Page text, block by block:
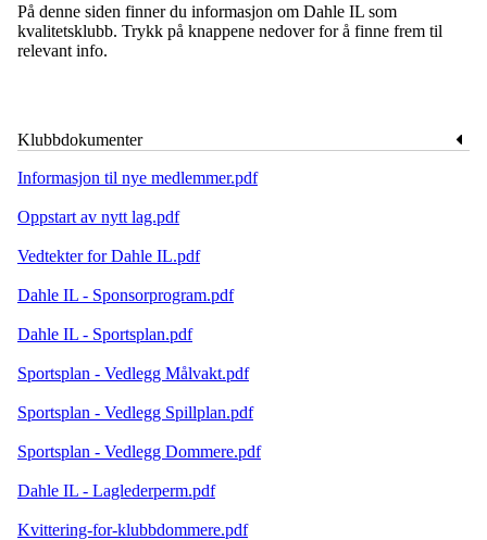
På denne siden finner du informasjon om Dahle IL som
kvalitetsklubb. Trykk på knappene nedover for å finne frem til
relevant info.
Klubbdokumenter
Informasjon til nye medlemmer.pdf
Oppstart av nytt lag.pdf
Vedtekter for Dahle IL.pdf
Dahle IL - Sponsorprogram.pdf
Dahle IL - Sportsplan.pdf
Sportsplan - Vedlegg Målvakt.pdf
Sportsplan - Vedlegg Spillplan.pdf
Sportsplan - Vedlegg Dommere.pdf
Dahle IL - Laglederperm.pdf
Kvittering-for-klubbdommere.pdf